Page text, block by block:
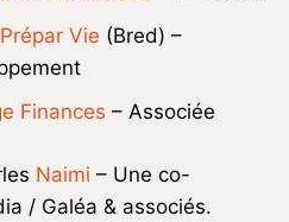
Prépar Vie (Bred) –
Finances – Associée
Naimi – Une co-
/ Galéa & associés.